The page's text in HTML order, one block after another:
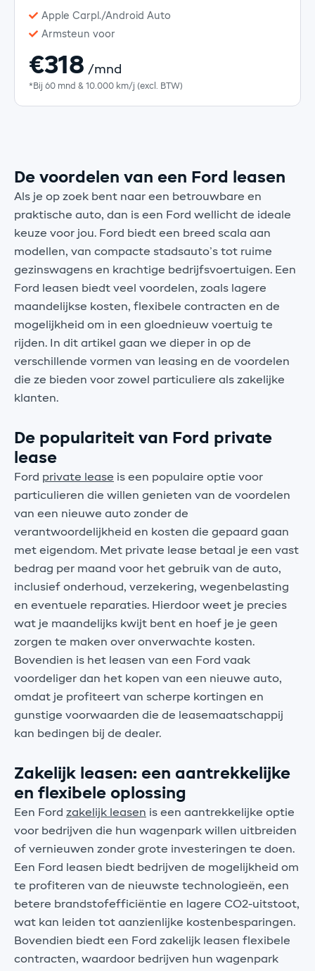
Apple Carpl./Android Auto
Armsteun voor
€318 /mnd
*Bij 60 mnd & 10.000 km/j (excl. BTW)
De voordelen van een Ford leasen
Als je op zoek bent naar een betrouwbare en
praktische auto, dan is een Ford wellicht de ideale
keuze voor jou. Ford biedt een breed scala aan
modellen, van compacte stadsauto’s tot ruime
gezinswagens en krachtige bedrijfsvoertuigen. Een
Ford leasen biedt veel voordelen, zoals lagere
maandelijkse kosten, flexibele contracten en de
mogelijkheid om in een gloednieuw voertuig te
rijden. In dit artikel gaan we dieper in op de
verschillende vormen van leasing en de voordelen
die ze bieden voor zowel particuliere als zakelijke
klanten.
De populariteit van Ford private
lease
Ford private lease is een populaire optie voor
particulieren die willen genieten van de voordelen
van een nieuwe auto zonder de
verantwoordelijkheid en kosten die gepaard gaan
met eigendom. Met private lease betaal je een vast
bedrag per maand voor het gebruik van de auto,
inclusief onderhoud, verzekering, wegenbelasting
en eventuele reparaties. Hierdoor weet je precies
wat je maandelijks kwijt bent en hoef je je geen
zorgen te maken over onverwachte kosten.
Bovendien is het leasen van een Ford vaak
voordeliger dan het kopen van een nieuwe auto,
omdat je profiteert van scherpe kortingen en
gunstige voorwaarden die de leasemaatschappij
kan bedingen bij de dealer.
Zakelijk leasen: een aantrekkelijke
en flexibele oplossing
Een Ford zakelijk leasen is een aantrekkelijke optie
voor bedrijven die hun wagenpark willen uitbreiden
of vernieuwen zonder grote investeringen te doen.
Een Ford leasen biedt bedrijven de mogelijkheid om
te profiteren van de nieuwste technologieën, een
betere brandstofefficiëntie en lagere CO2-uitstoot,
wat kan leiden tot aanzienlijke kostenbesparingen.
Bovendien biedt een Ford zakelijk leasen flexibele
contracten, waardoor bedrijven hun wagenpark